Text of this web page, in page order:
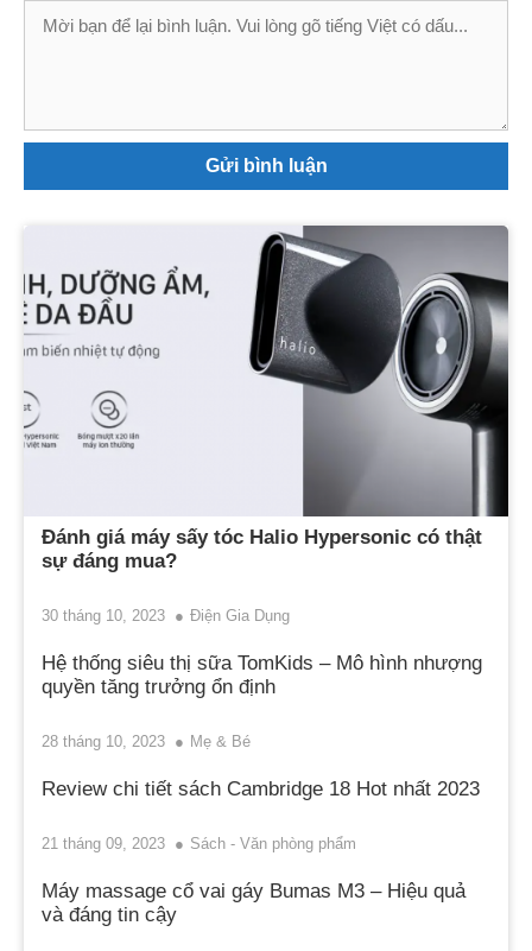
Bình
Đánh giá máy sấy tóc Halio Hypersonic có thật
sự đáng mua?
30 tháng 10, 2023 Điện Gia Dụng
Hệ thống siêu thị sữa TomKids – Mô hình nhượng
quyền tăng trưởng ổn định
28 tháng 10, 2023 Mẹ & Bé
Review chi tiết sách Cambridge 18 Hot nhất 2023
21 tháng 09, 2023 Sách - Văn phòng phẩm
Máy massage cổ vai gáy Bumas M3 – Hiệu quả
và đáng tin cậy